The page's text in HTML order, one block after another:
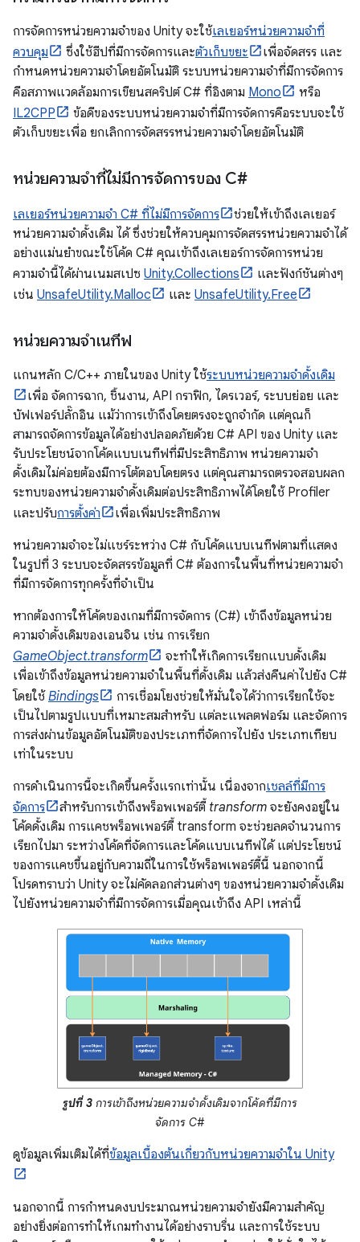
การจัดการหน่วยความจำของ Unity จะใช้เลเยอร์หน่วยความจำที่
ควบคุม
ซึ่งใช้ฮีปที่มีการจัดการและตัวเก็บขยะ
เพื่อจัดสรร และ
กำหนดหน่วยความจำโดยอัตโนมัติ ระบบหน่วยความจำที่มีการจัดการ
คือสภาพแวดล้อมการเขียนสคริปต์ C# ที่อิงตาม Mono
หรือ
IL2CPP
ข้อดีของระบบหน่วยความจำที่มีการจัดการคือระบบจะใช้
ตัวเก็บขยะเพื่อ ยกเลิกการจัดสรรหน่วยความจำโดยอัตโนมัติ
หน่วยความจำที่ไม่มีการจัดการของ C#
เลเยอร์หน่วยความจำ C# ที่ไม่มีการจัดการ
ช่วยให้เข้าถึงเลเยอร์
หน่วยความจำดั้งเดิม ได้ ซึ่งช่วยให้ควบคุมการจัดสรรหน่วยความจำได้
อย่างแม่นยำขณะใช้โค้ด C# คุณเข้าถึงเลเยอร์การจัดการหน่วย
ความจำนี้ได้ผ่านเนมสเปซ Unity.Collections
และฟังก์ชันต่างๆ
เช่น UnsafeUtility.Malloc และ UnsafeUtility.Free
หน่วยความจำเนทีฟ
แกนหลัก C/C++ ภายในของ Unity ใช้ระบบหน่วยความจำดั้งเดิม
เพื่อ จัดการฉาก, ชิ้นงาน, API กราฟิก, ไดรเวอร์, ระบบย่อย และ
บัฟเฟอร์ปลั๊กอิน แม้ว่าการเข้าถึงโดยตรงจะถูกจำกัด แต่คุณก็
สามารถจัดการข้อมูลได้อย่างปลอดภัยด้วย C# API ของ Unity และ
รับประโยชน์จากโค้ดแบบเนทีฟที่มีประสิทธิภาพ หน่วยความจำ
ดั้งเดิมไม่ค่อยต้องมีการโต้ตอบโดยตรง แต่คุณสามารถตรวจสอบผลก
ระทบของหน่วยความจำดั้งเดิมต่อประสิทธิภาพได้โดยใช้ Profiler
และปรับการตั้งค่า
เพื่อเพิ่มประสิทธิภาพ
หน่วยความจำจะไม่แชร์ระหว่าง C# กับโค้ดแบบเนทีฟตามที่แสดง
ในรูปที่ 3 ระบบจะจัดสรรข้อมูลที่ C# ต้องการในพื้นที่หน่วยความจำ
ที่มีการจัดการทุกครั้งที่จำเป็น
หากต้องการให้โค้ดของเกมที่มีการจัดการ (C#) เข้าถึงข้อมูลหน่วย
ความจำดั้งเดิมของเอนจิน เช่น การเรียก
GameObject.transform
จะทำให้เกิดการเรียกแบบดั้งเดิม
เพื่อเข้าถึงข้อมูลหน่วยความจำในพื้นที่ดั้งเดิม แล้วส่งคืนค่าไปยัง C#
โดยใช้Bindings
การเชื่อมโยงช่วยให้มั่นใจได้ว่าการเรียกใช้จะ
เป็นไปตามรูปแบบที่เหมาะสมสำหรับ แต่ละแพลตฟอร์ม และจัดการ
การส่งผ่านข้อมูลอัตโนมัติของประเภทที่จัดการไปยัง ประเภทเทียบ
เท่าในระบบ
การดำเนินการนี้จะเกิดขึ้นครั้งแรกเท่านั้น เนื่องจากเชลล์ที่มีการ
จัดการ
สำหรับการเข้าถึงพร็อพเพอร์ตี้ transform จะยังคงอยู่ใน
โค้ดดั้งเดิม การแคชพร็อพเพอร์ตี้ transform จะช่วยลดจำนวนการ
เรียกไปมา ระหว่างโค้ดที่จัดการและโค้ดแบบเนทีฟได้ แต่ประโยชน์
ของการแคชขึ้นอยู่กับความถี่ในการใช้พร็อพเพอร์ตี้นี้ นอกจากนี้
โปรดทราบว่า Unity จะไม่คัดลอกส่วนต่างๆ ของหน่วยความจำดั้งเดิม
ไปยังหน่วยความจำที่มีการจัดการเมื่อคุณเข้าถึง API เหล่านี้
รูปที่ 3 การเข้าถึงหน่วยความจำดั้งเดิมจากโค้ดที่มีการ
จัดการ C#
ดูข้อมูลเพิ่มเติมได้ที่ข้อมูลเบื้องต้นเกี่ยวกับหน่วยความจำใน Unity
นอกจากนี้ การกำหนดงบประมาณหน่วยความจำยังมีความสําคัญ
อย่างยิ่งต่อการทําให้เกมทํางานได้อย่างราบรื่น และการใช้ระบบ